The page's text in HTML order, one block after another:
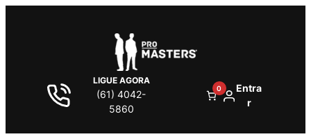
LIGUE AGORA
(61) 4042-
5860
0
Entra
r